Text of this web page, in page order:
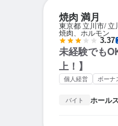
焼肉 満月
東京都 立川市 立
焼肉、ホルモン
3.37
未経験でも
上！】
個人経営 ボーナ
バイト ホール